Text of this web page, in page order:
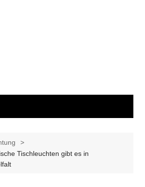
Tischleuchten gibt es in